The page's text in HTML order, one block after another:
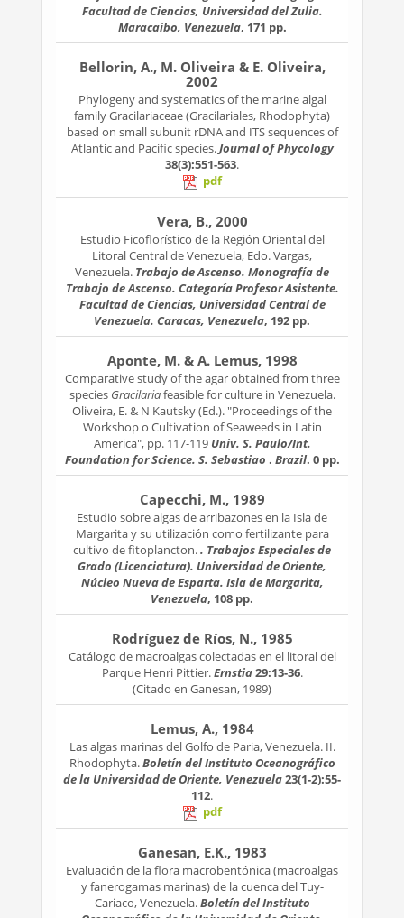
Facultad de Ciencias, Universidad del Zulia.
Maracaibo, Venezuela, 171 pp.
Bellorin, A., M. Oliveira & E. Oliveira,
2002
Phylogeny and systematics of the marine algal
family Gracilariaceae (Gracilariales, Rhodophyta)
based on small subunit rDNA and ITS sequences of
Atlantic and Pacific species.Journal of Phycology
38(3):551-563.
pdf
Vera, B., 2000
Estudio Ficoflorístico de la Región Oriental del
Litoral Central de Venezuela, Edo. Vargas,
Venezuela. Trabajo de Ascenso. Monografía de
Trabajo de Ascenso. Categoría Profesor Asistente.
Facultad de Ciencias, Universidad Central de
Venezuela. Caracas, Venezuela, 192 pp.
Aponte, M. & A. Lemus, 1998
Comparative study of the agar obtained from three
species Gracilariafeasible for culture in Venezuela.
Oliveira, E. & N Kautsky (Ed.). "Proceedings of the
Workshop o Cultivation of Seaweeds in Latin
America", pp. 117-119 Univ. S. Paulo/Int.
Foundation for Science. S. Sebastiao . Brazil. 0 pp.
Capecchi, M., 1989
Estudio sobre algas de arribazones en la Isla de
Margarita y su utilización como fertilizante para
cultivo de fitoplancton.. Trabajos Especiales de
Grado (Licenciatura). Universidad de Oriente,
Núcleo Nueva de Esparta. Isla de Margarita,
Venezuela, 108 pp.
Rodríguez de Ríos, N., 1985
Catálogo de macroalgas colectadas en el litoral del
Parque Henri Pittier.Ernstia29:13-36.
(Citado en Ganesan, 1989)
Lemus, A., 1984
Las algas marinas del Golfo de Paria, Venezuela. II.
Rhodophyta.Boletín del Instituto Oceanográfico
de la Universidad de Oriente, Venezuela23(1-2):55-
112.
pdf
Ganesan, E.K., 1983
Evaluación de la flora macrobentónica (macroalgas
y fanerogamas marinas) de la cuenca del Tuy-
Cariaco, Venezuela.Boletín del Instituto